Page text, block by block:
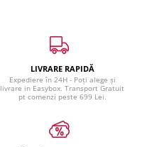
LIVRARE RAPIDĂ
Expediere în 24H - Poți alege și
livrare in Easybox. Transport Gratuit
pt comenzi peste 699 Lei.